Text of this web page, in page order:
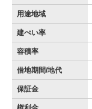
用途地域
建ぺい率
容積率
借地期間/地代
保証金